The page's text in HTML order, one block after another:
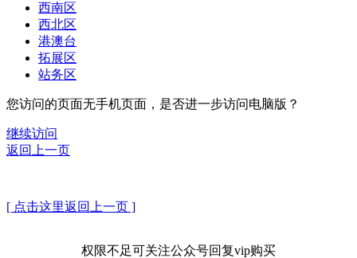
西南区
西北区
港澳台
拓展区
站务区
您访问的页面无手机页面，是否进一步访问电脑版？
继续访问
返回上一页
[ 点击这里返回上一页 ]
权限不足可关注公众号回复vip购买